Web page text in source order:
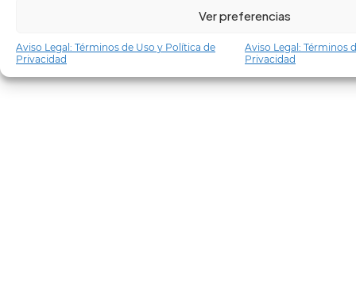
Ver preferencias
Aviso Legal: Términos de Uso y Política de
Privacidad
Aviso Legal: Términos
Privacidad